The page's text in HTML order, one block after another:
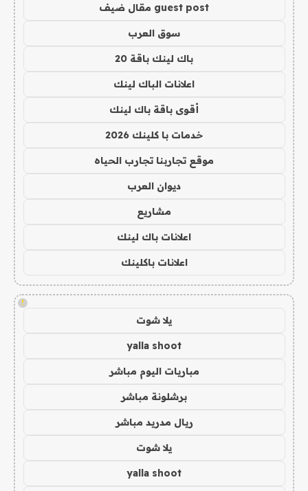
guest post مقال ضيف
سوق العرب
باك لينك باقة 20
اعلانات الباك لينك
أقوى باقة باك لينك
خدمات با كلينك 2026
موقع تجاربنا تجارب الحياه
ديوان العرب
مشاريع
اعلانات باك لينك
اعلانات باكلينك
!
يلا شوت
yalla shoot
مباريات اليوم مباشر
برشلونة مباشر
ريال مدريد مباشر
يلا شوت
yalla shoot